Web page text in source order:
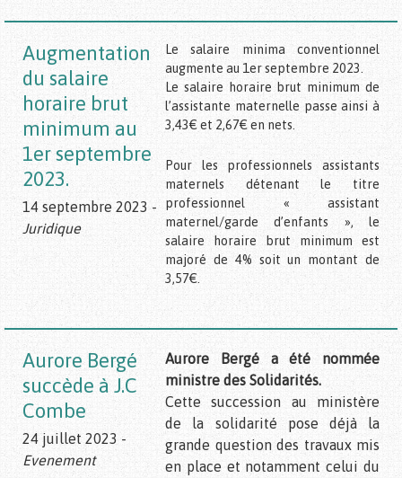
Augmentation
du salaire
horaire brut
minimum au
1er septembre
2023.
14 septembre 2023 -
Juridique
Le salaire minima conventionnel
augmente au 1er septembre 2023.
Le salaire horaire brut minimum de
l’assistante maternelle passe ainsi à
3,43€ et 2,67€ en nets.
Pour les professionnels assistants
maternels détenant le titre
professionnel « assistant
maternel/garde d’enfants », le
salaire horaire brut minimum est
majoré de 4% soit un montant de
3,57€.
Aurore Bergé
succède à J.C
Combe
24 juillet 2023 -
Evenement
Aurore Bergé a été nommée
ministre des Solidarités.
Cette succession au ministère
de la solidarité pose déjà la
grande question des travaux mis
en place et notamment celui du